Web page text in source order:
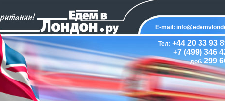
E-mail:
Тел: +44 20 33 93
+7 (499) 346
доб. 299